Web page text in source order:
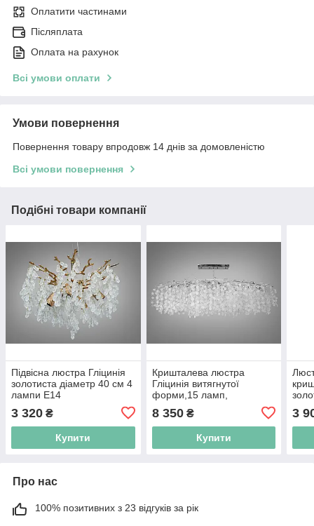
Оплатити частинами
Післяплата
Оплата на рахунок
Всі умови оплати
Умови повернення
Повернення товару впродовж 14 днів за домовленістю
Всі умови повернення
Подібні товари компанії
Підвісна люстра Гліцинія
золотиста діаметр 40 см 4
лампи E14
3 320 ₴
Купити
Кришталева люстра
Гліцинія витягнутої
форми,15 ламп,
8 350₴
Купити
3
Про нас
100% позитивних з 23 відгуків за рік